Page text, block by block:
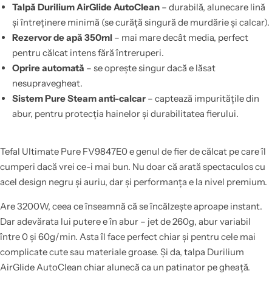
Talpă Durilium AirGlide AutoClean– durabilă, alunecare lină
și întreținere minimă (se curăță singură de murdărie și calcar).
Rezervor de apă 350ml– mai mare decât media, perfect
pentru călcat intens fără întreruperi.
Oprire automată – se oprește singur dacă e lăsat
nesupravegheat.
Sistem Pure Steam anti-calcar– captează impuritățile din
abur, pentru protecția hainelor și durabilitatea fierului.
Tefal Ultimate Pure FV9847E0 e genul de fier de călcat pe care îl
cumperi dacă vrei ce-i mai bun. Nu doar că arată spectaculos cu
acel design negru și auriu, dar și performanța e la nivel premium.
Are 3200W, ceea ce înseamnă că se încălzește aproape instant.
Dar adevărata lui putere e în abur – jet de 260g, abur variabil
între 0 și 60g/min. Asta îl face perfect chiar și pentru cele mai
complicate cute sau materiale groase. Și da, talpa Durilium
AirGlide AutoClean chiar alunecă ca un patinator pe gheață.